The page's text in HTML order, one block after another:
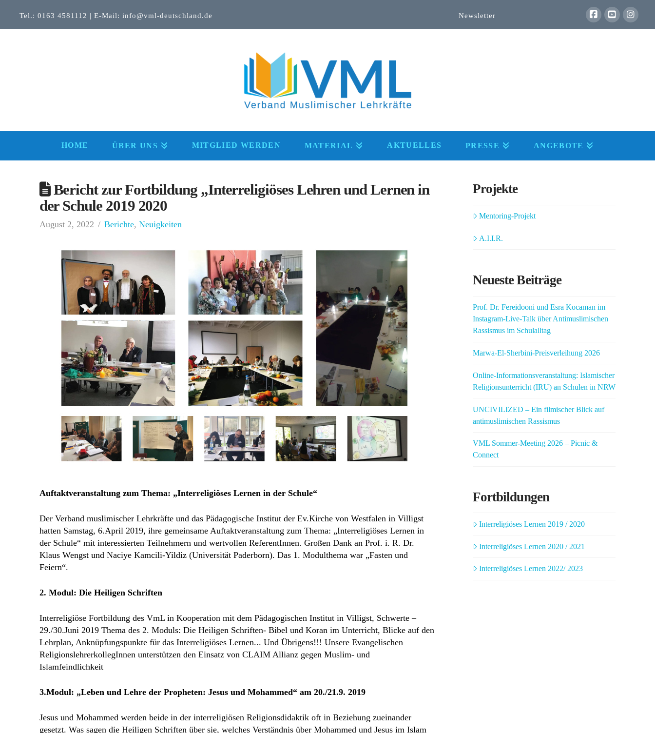
Tel.: 0163 4581112 | E-Mail: info@vml-deutschland.de Newsletter
HOME ÜBER UNS MITGLIED WERDEN MATERIAL AKTUELLES PRESSE ANGEBOTE
Bericht zur Fortbildung „Interreligiöses Lehren und Lernen in
der Schule 2019 2020
August 2, 2022 Berichte, Neuigkeiten
Auftaktveranstaltung zum Thema: „Interreligiöses Lernen in der Schule“
Der Verband muslimischer Lehrkräfte und das Pädagogische Institut der Ev.Kirche von Westfalen in Villigst
hatten Samstag, 6.April 2019, ihre gemeinsame Auftaktveranstaltung zum Thema: „Interreligiöses Lernen in
der Schule“ mit interessierten Teilnehmern und wertvollen ReferentInnen. Großen Dank an Prof. i. R. Dr.
Klaus Wengst und Naciye Kamcili-Yildiz (Universität Paderborn). Das 1. Modulthema war „Fasten und
Feiern“.
2. Modul: Die Heiligen Schriften
Interreligiöse Fortbildung des VmL in Kooperation mit dem Pädagogischen Institut in Villigst, Schwerte –
29./30.Juni 2019 Thema des 2. Moduls: Die Heiligen Schriften- Bibel und Koran im Unterricht, Blicke auf den
Lehrplan, Anknüpfungspunkte für das Interreligiöses Lernen... Und Übrigens!!! Unsere Evangelischen
ReligionslehrerkollegInnen unterstützen den Einsatz von CLAIM Allianz gegen Muslim- und
Islamfeindlichkeit
3.Modul: „Leben und Lehre der Propheten: Jesus und Mohammed“ am 20./21.9. 2019
Jesus und Mohammed werden beide in der interreligiösen Religionsdidaktik oft in Beziehung zueinander
gesetzt. Was sagen die Heiligen Schriften über sie, welches Verständnis über Mohammed und Jesus im Islam
Projekte
Mentoring-Projekt
A.I.I.R.
Neueste Beiträge
Prof. Dr. Fereidooni und Esra Kocaman im
Instagram-Live-Talk über Antimuslimischen
Rassismus im Schulalltag
Marwa-El-Sherbini-Preisverleihung 2026
Online-Informationsveranstaltung: Islamischer
Religionsunterricht (IRU) an Schulen in NRW
UNCIVILIZED – Ein filmischer Blick auf
antimuslimischen Rassismus
VML Sommer-Meeting 2026 – Picnic &
Connect
Fortbildungen
Interreligiöses Lernen 2019 / 2020
Interreligiöses Lernen 2020 / 2021
Interreligiöses Lernen 2022/ 2023